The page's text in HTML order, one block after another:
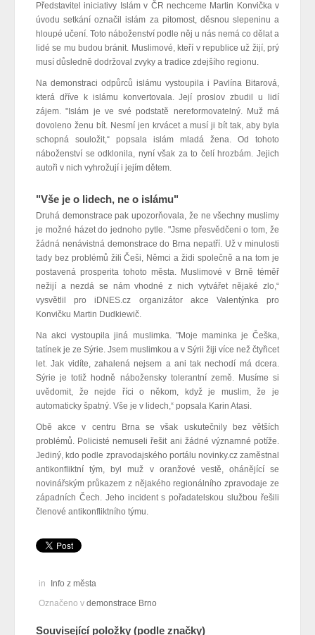
Představitel iniciativy Islám v ČR nechceme Martin Konvička v
úvodu setkání označil islám za pitomost, děsnou slepeninu a
hloupé učení. Toto náboženství podle něj u nás nemá co dělat a
lidé se mu budou bránit. Muslimové, kteří v republice už žijí, prý
musí důsledně dodržoval zvyky a tradice zdejšího regionu.
Na demonstraci odpůrců islámu vystoupila i Pavlína Bitarová,
která dříve k islámu konvertovala. Její proslov zbudil u lidí
zájem. "Islám je ve své podstatě nereformovatelný. Muž má
dovoleno ženu bít. Nesmí jen krvácet a musí ji bít tak, aby byla
schopná souložit,“ popsala islám mladá žena. Od tohoto
náboženství se odklonila, nyní však za to čelí hrozbám. Jejich
autoři v nich vyhrožují i jejím dětem.
"Vše je o lidech, ne o islámu"
Druhá demonstrace pak upozorňovala, že ne všechny muslimy
je možné házet do jednoho pytle. "Jsme přesvědčeni o tom, že
žádná nenávistná demonstrace do Brna nepatří. Už v minulosti
tady bez problémů žili Češi, Němci a židi společně a na tom je
postavená prosperita tohoto města. Muslimové v Brně téměř
nežijí a nezdá se nám vhodné z nich vytvářet nějaké zlo,“
vysvětlil pro iDNES.cz organizátor akce Valentýnka pro
Konvičku Martin Dudkiewič.
Na akci vystoupila jiná muslimka. "Moje maminka je Češka,
tatínek je ze Sýrie. Jsem muslimkou a v Sýrii žiji více než čtyřicet
let. Jak vidíte, zahalená nejsem a ani tak nechodí má dcera.
Sýrie je totiž hodně nábožensky tolerantní země. Musíme si
uvědomit, že nejde říci o někom, když je muslim, že je
automaticky špatný. Vše je v lidech,“ popsala Karin Atasi.
Obě akce v centru Brna se však uskutečnily bez větších
problémů. Policisté nemuseli řešit ani žádné významné potíže.
Jediný, kdo podle zpravodajského portálu novinky.cz zaměstnal
antikonfliktní tým, byl muž v oranžové vestě, ohánějící se
novinářským průkazem z nějakého regionálního zpravodaje ze
západních Čech. Jeho incident s pořadatelskou službou řešili
členové antikonfliktního týmu.
in
Info z města
Označeno v demonstrace Brno
Související položky (podle značky)